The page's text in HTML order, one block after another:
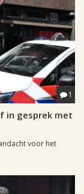
1
in gesprek met
voor het